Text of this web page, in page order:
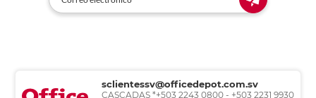
sclientessv@officedepot.com.sv
CASCADAS *+503 2243 0800 - +503 2231 9930